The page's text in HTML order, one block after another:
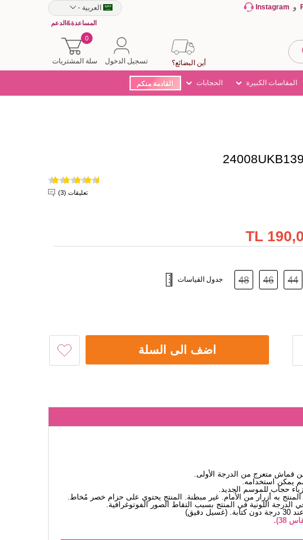
و Instagram العربية -
المساعدة&الدعم
سلة المشتريات
0
تسجيل الدخول أين البضائع؟
المقاسات الكبيرة الحجابات القادمة منكم
تعليقات (3)
190,00
44
46
48 جدول القياسات
اضف الى السلة
قماش متعرج من الدرجة الأولى.
يمكن استخدامه.
حجاب للموسم الجديد.
المنتج به أزرار من الأمام. غير مبطنة. المنتج يحتوي على حزام خصر مُخاط.
الدرجة اللونية في المنتج بسبب التقاط الصور الفوتوغرافية.
دقيق)
38).